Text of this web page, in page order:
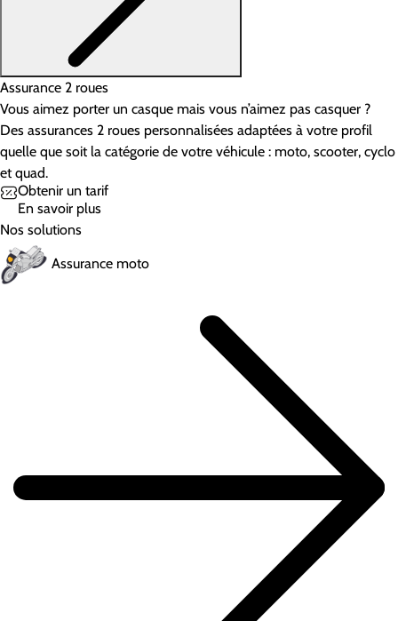
Assurance 2 roues
Vous aimez porter un casque mais vous n’aimez pas casquer ?
Des assurances 2 roues personnalisées adaptées à votre profil
quelle que soit la catégorie de votre véhicule : moto, scooter, cyclo
et quad.
Obtenir un tarif
En savoir plus
Nos solutions
Assurance moto